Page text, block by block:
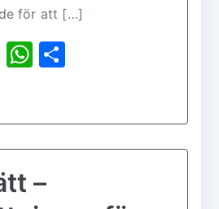
för att […]
E
l
W
s
A
p
–